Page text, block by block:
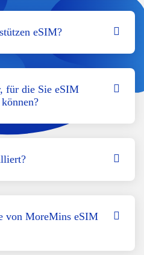
eSIM?
für die Sie eSIM
von MoreMins eSIM